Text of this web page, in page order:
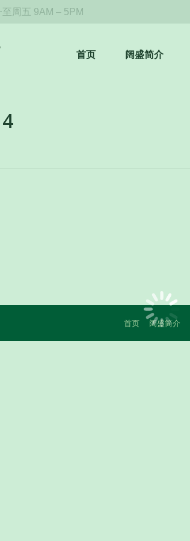
至周五 9AM – 5PM
首页 阔盛简介
首页 阔盛简介